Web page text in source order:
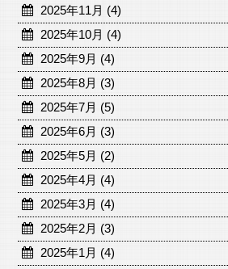
2025年11月 (4)
2025年10月 (4)
2025年9月 (4)
2025年8月 (3)
2025年7月 (5)
2025年6月 (3)
2025年5月 (2)
2025年4月 (4)
2025年3月 (4)
2025年2月 (3)
2025年1月 (4)